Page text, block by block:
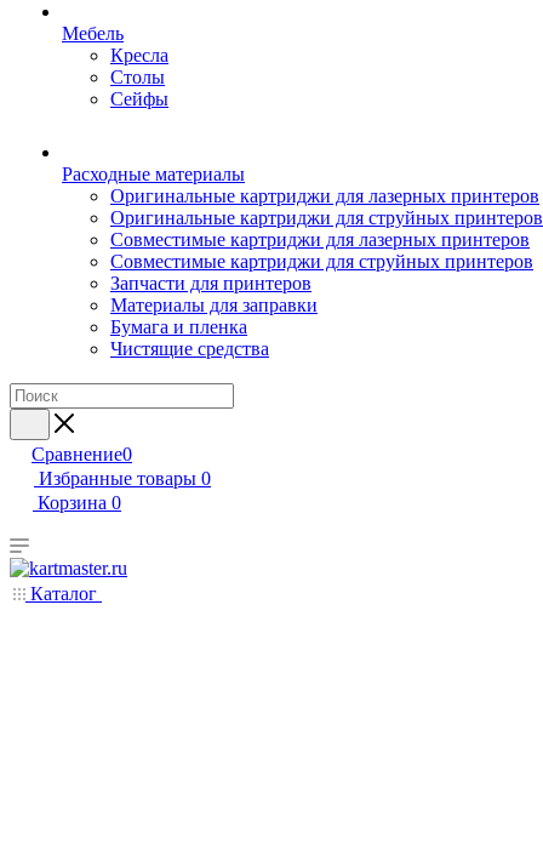
Мебель
Кресла
Столы
Сейфы
Расходные материалы
Оригинальные картриджи для лазерных принтеров
Оригинальные картриджи для струйных принтеров
Совместимые картриджи для лазерных принтеров
Совместимые картриджи для струйных принтеров
Запчасти для принтеров
Материалы для заправки
Бумага и пленка
Чистящие средства
Сравнение0
Избранные товары 0
Корзина 0
Каталог